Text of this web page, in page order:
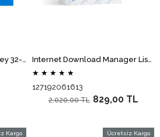
★ ★ ★ ★ ★
127192061613
829,00 TL
2.020,00 TL
Kargo Ücretsiz Kargo